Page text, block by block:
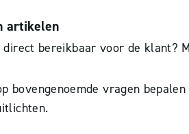
artikelen
bereikbaar voor de klant?
bovengenoemde vragen